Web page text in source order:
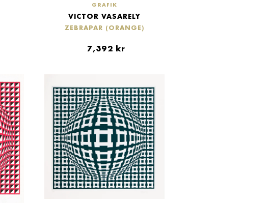
GRAFIK
VICTOR VASARELY
ZEBRAPAR (ORANGE)
7,392 kr